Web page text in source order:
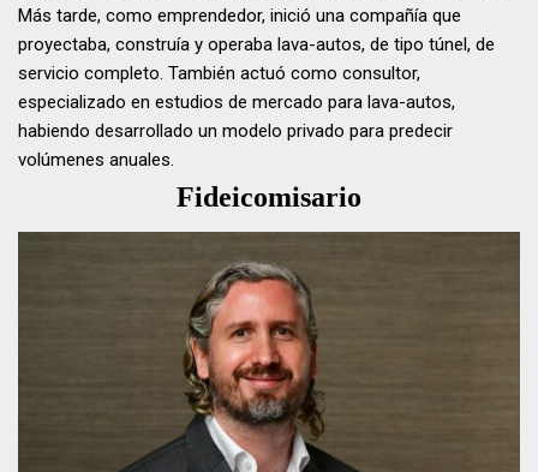
Más tarde, como emprendedor, inició una compañía que
proyectaba, construía y operaba lava-autos, de tipo túnel, de
servicio completo. También actuó como consultor,
especializado en estudios de mercado para lava-autos,
habiendo desarrollado un modelo privado para predecir
volúmenes anuales.
Fideicomisario